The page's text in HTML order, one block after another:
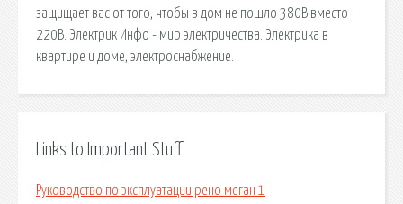
защищает вас от того, чтобы в дом не пошло 380В вместо
220В. Электрик Инфо - мир электричества. Электрика в
квартире и доме, электроснабжение.
Links to Important Stuff
Руководство по эксплуатации рено меган 1